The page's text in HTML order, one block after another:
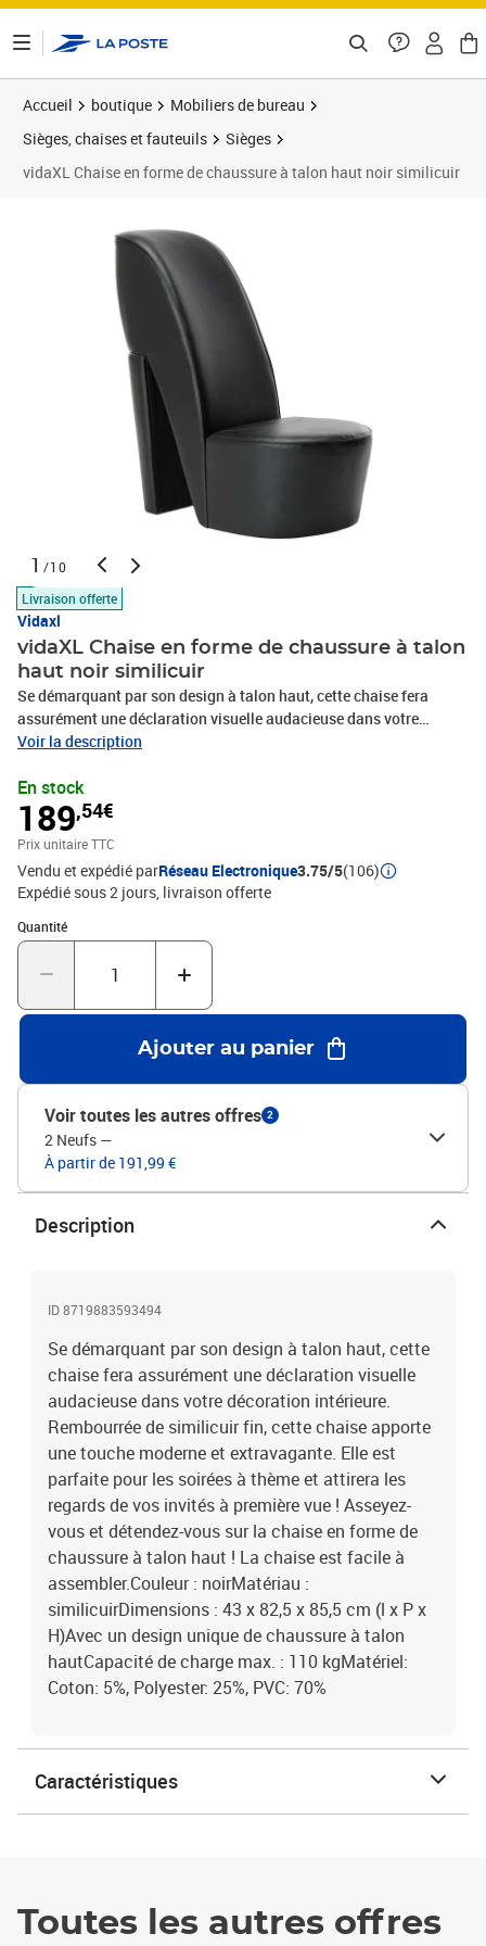
Accueil boutique
Mobiliers de bureau
Sièges, chaises et fauteuils
Sièges
vidaXL Chaise en forme de chaussure à talon haut noir similicuir
1 /10
Livraison offerte
Vidaxl
vidaXL Chaise en forme de chaussure à talon
haut noir similicuir
Se démarquant par son design à talon haut, cette chaise fera
assurément une déclaration visuelle audacieuse dans votre
décoration intérieure. Rembourrée de similicuir fin, cette chaise
pour les soirées à thème et attirera les regards de vos invités à
première vue ! Asseyez-vous et détendez-vous sur la chaise en
forme de chaussure à talon haut ! La chaise est facile à
assembler.Couleur : noirMatériau : similicuirDimensions : 43 x
82,5 x 85,5 cm (l x P x H)Avec un design unique de chaussure à
talon hautCapacité de charge max. : 110 kgMatériel: Coton: 5%,
Polyester: 25%, PVC: 70%
Voir la description
En stock
189,54€
Prix unitaire TTC
Vendu et expédié parRéseau Electronique3.75/5(106)
Expédié sous 2 jours livraison offerte
Quantité
Quantité : 1
Ajouter au panier
Voir toutes les autres offres 2
2 Neufs —
À partir de 191,99 €
Description
ID 8719883593494
Se démarquant par son design à talon haut, cette
chaise fera assurément une déclaration visuelle
audacieuse dans votre décoration intérieure.
Rembourrée de similicuir fin, cette chaise apporte
une touche moderne et extravagante. Elle est
parfaite pour les soirées à thème et attirera les
regards de vos invités à première vue ! Asseyez-
vous et détendez-vous sur la chaise en forme de
chaussure à talon haut ! La chaise est facile à
assembler.Couleur : noirMatériau :
similicuirDimensions : 43 x 82,5 x 85,5 cm (l x P x
H)Avec un design unique de chaussure à talon
hautCapacité de charge max. : 110 kgMatériel:
Coton: 5%, Polyester: 25%, PVC: 70%
Caractéristiques
Toutes les autres offres